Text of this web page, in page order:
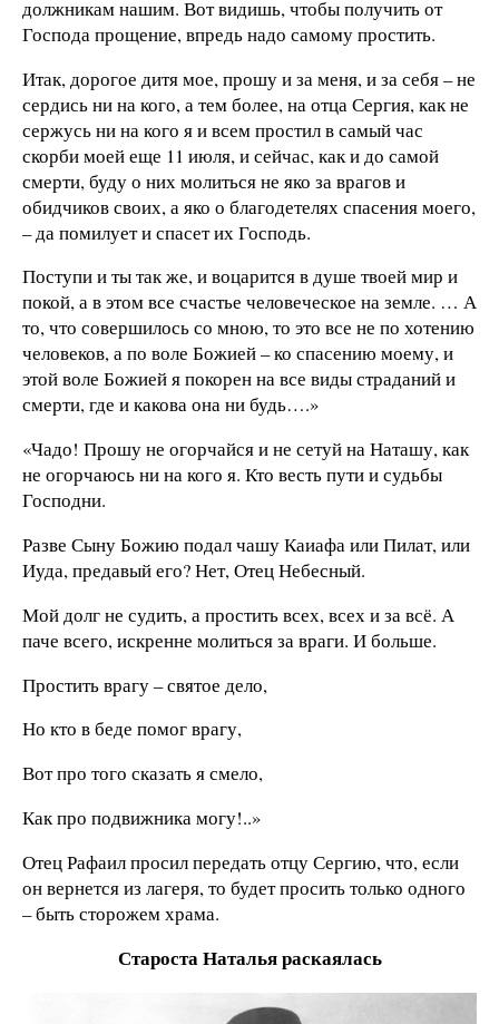
должникам нашим. Вот видишь, чтобы получить от
Господа прощение, впредь надо самому простить.
Итак, дорогое дитя мое, прошу и за меня, и за себя – не
сердись ни на кого, а тем более, на отца Сергия, как не
сержусь ни на кого я и всем простил в самый час
скорби моей еще 11 июля, и сейчас, как и до самой
смерти, буду о них молиться не яко за врагов и
обидчиков своих, а яко о благодетелях спасения моего,
– да помилует и спасет их Господь.
Поступи и ты так же, и воцарится в душе твоей мир и
покой, а в этом все счастье человеческое на земле. … А
то, что совершилось со мною, то это все не по хотению
человеков, а по воле Божией – ко спасению моему, и
этой воле Божией я покорен на все виды страданий и
смерти, где и какова она ни будь….»
«Чадо! Прошу не огорчайся и не сетуй на Наташу, как
не огорчаюсь ни на кого я. Кто весть пути и судьбы
Господни.
Разве Сыну Божию подал чашу Каиафа или Пилат, или
Иуда, предавый его? Нет, Отец Небесный.
Мой долг не судить, а простить всех, всех и за всё. А
паче всего, искренне молиться за враги. И больше.
Простить врагу – святое дело,
Но кто в беде помог врагу,
Вот про того сказать я смело,
Как про подвижника могу!..»
Отец Рафаил просил передать отцу Сергию, что, если
он вернется из лагеря, то будет просить только одного
– быть сторожем храма.
Староста Наталья раскаялась